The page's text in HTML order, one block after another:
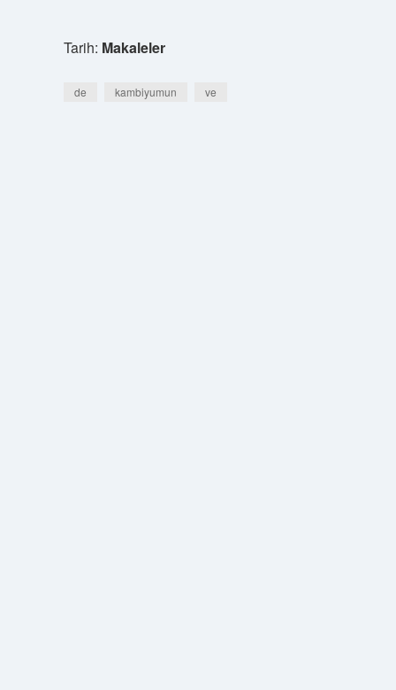
Tarih: Makaleler
de kambiyumun ve